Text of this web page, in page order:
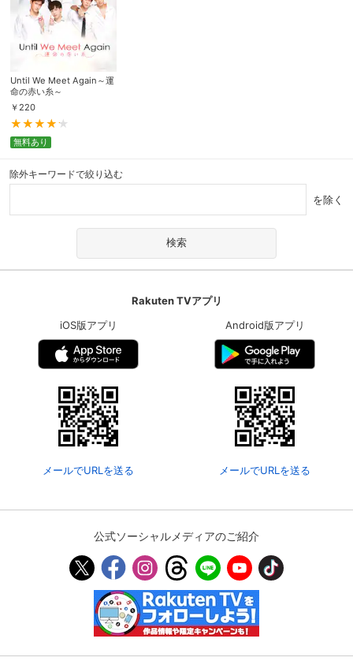
Until We Meet Again～運
命の赤い糸～
￥ 220
無料あり
除外キーワードで絞り込む
を除く
Rakuten TVアプリ
iOS版アプリ
メールでURLを送る
Android版アプリ
メールでURLを送る
公式ソーシャルメディアのご紹介